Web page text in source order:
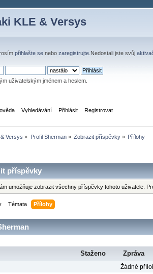
KLE & Versys
přihlašte se nebo zaregistrujte .Nedostali jste svůj
uživatelským jménem a heslem.
Vyhledávání Přihlásit Registrovat
Versys » Profil Sherman» Zobrazit příspěvky» Přílohy
příspěvky
umožňuje zobrazit všechny příspěvky tohoto uživatele.
Témata Přílohy
Staženo Zpráva
Žádné